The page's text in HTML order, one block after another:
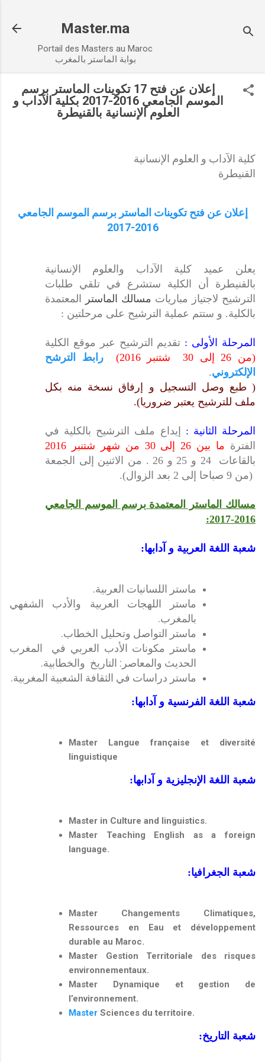
Master.ma
Portail des Masters au Maroc
بوابة الماستر بالمغرب
إعلان عن فتح 17 تكوينات الماستر برسم
الموسم الجامعي 2016-2017 بكلية الآداب و
العلوم الإنسانية بالقنيطرة
كلية الآداب و العلوم الإنسانية
القنيطرة
إعلان عن فتح تكوينات الماستر برسم الموسم الجامعي
2016-2017
يعلن عميد كلية الآداب والعلوم الإنسانية
بالقنيطرة أن الكلية ستشرع في تلقي طلبات
الترشيح لاجتياز مباريات مسالك الماستر
المعتمدة
بالكلية. و ستتم عملية الترشيح على مرحلتين :
المرحلة الأولى : تقديم الترشيح عبر موقع الكلية
(من 26 إلى 30 شتنبر 2016)
رابط الترشح
الإلكتروني.
( طبع وصل التسجيل و إرفاق نسخة منه بكل
ملف للترشيح يعتبر ضروريا).
المرحلة الثانية : إيداع ملف الترشيح بالكلية في
الفترة ما بين 26 إلى 30 من شهر شتنبر 2016
بالقاعات 24 و 25 و 26 . من الاثنين إلى الجمعة
(من 9 صباحا إلى 2 بعد الزوال).
مسالك الماستر المعتمدة برسم الموسم الجامعي
2016-2017:
شعبة اللغة العربية و آدابها:
ماستر اللسانيات العربية.
ماستر اللهجات العربية والأدب الشفهي
بالمغرب.
ماستر التواصل وتحليل الخطاب.
ماستر مكونات الأدب العربي في المغرب
الحديث والمعاصر: التاريخ والخطابية.
ماستر دراسات في الثقافة الشعبية المغربية.
شعبة اللغة الفرنسية و آدابها:
Master Langue française et diversité
linguistique
شعبة اللغة الإنجليزية و آدابها:
Master in Culture and linguistics.
Master Teaching English as a foreign
language.
شعبة الجغرافيا:
Master Changements Climatiques,
Ressources en Eau et développement
durable au Maroc.
Master Gestion Territoriale des risques
environnementaux.
Master Dynamique et gestion de
l’environnement.
Master Sciences du territoire.
شعبة التاريخ: